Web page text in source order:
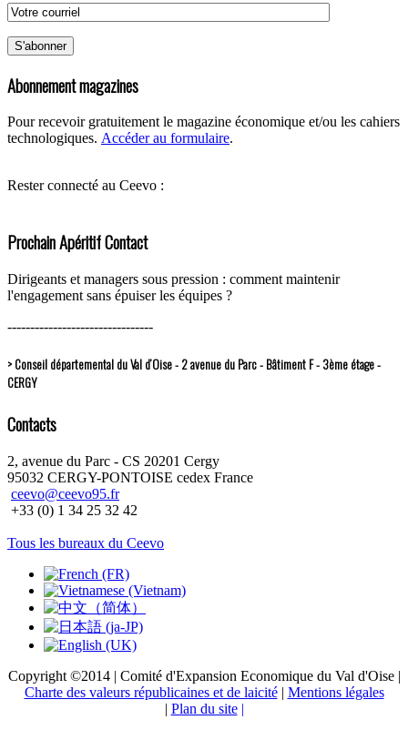
Abonnement magazines
Pour recevoir gratuitement le magazine économique et/ou les cahiers
technologiques. Accéder au formulaire.
Rester connecté au Ceevo :
Prochain Apéritif Contact
Dirigeants et managers sous pression : comment maintenir
l'engagement sans épuiser les équipes ?
--------------------------------
> Conseil départemental du Val d’Oise - 2 avenue du Parc - Bâtiment F - 3ème étage -
CERGY
Contacts
2, avenue du Parc - CS 20201 Cergy
95032 CERGY-PONTOISE cedex France
ceevo@ceevo95.fr
+33 (0) 1 34 25 32 42
Tous les bureaux du Ceevo
Copyright ©2014 | Comité d'Expansion Economique du Val d'Oise |
Charte des valeurs républicaines et de laicité| Mentions légales
| Plan du site |